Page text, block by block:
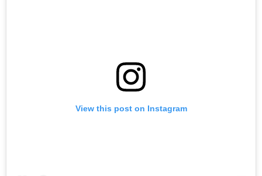
View this post on Instagram